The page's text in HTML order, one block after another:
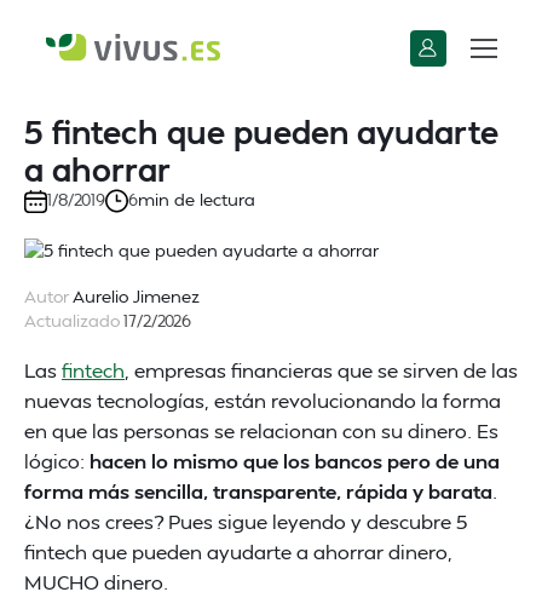
5 fintech que pueden ayudarte
a ahorrar
1/8/2019 6min de lectura
AutorAurelio Jimenez
Actualizado17/2/2026
Lasfintech , empresas financieras que se sirven de las
nuevas tecnologías, están revolucionando la forma
en que las personas se relacionan con su dinero. Es
lógico: hacen lo mismo que los bancos pero de una
forma más sencilla, transparente, rápida y barata
¿No nos crees? Pues sigue leyendo y descubre 5
fintech que pueden ayudarte a ahorrar dinero,
MUCHO dinero.